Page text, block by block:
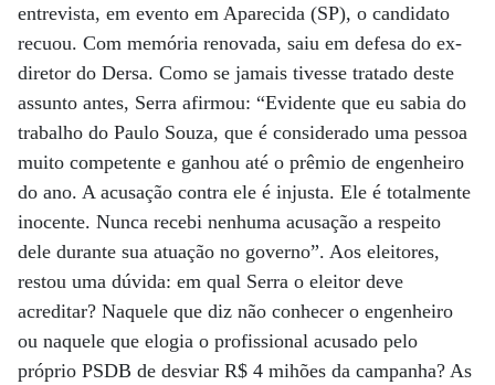
entrevista, em evento em Aparecida (SP), o candidato
recuou. Com memória renovada, saiu em defesa do ex-
diretor do Dersa. Como se jamais tivesse tratado deste
assunto antes, Serra afirmou: “Evidente que eu sabia do
trabalho do Paulo Souza, que é considerado uma pessoa
muito competente e ganhou até o prêmio de engenheiro
do ano. A acusação contra ele é injusta. Ele é totalmente
inocente. Nunca recebi nenhuma acusação a respeito
dele durante sua atuação no governo”. Aos eleitores,
restou uma dúvida: em qual Serra o eleitor deve
acreditar? Naquele que diz não conhecer o engenheiro
ou naquele que elogia o profissional acusado pelo
próprio PSDB de desviar R$ 4 mihões da campanha? As